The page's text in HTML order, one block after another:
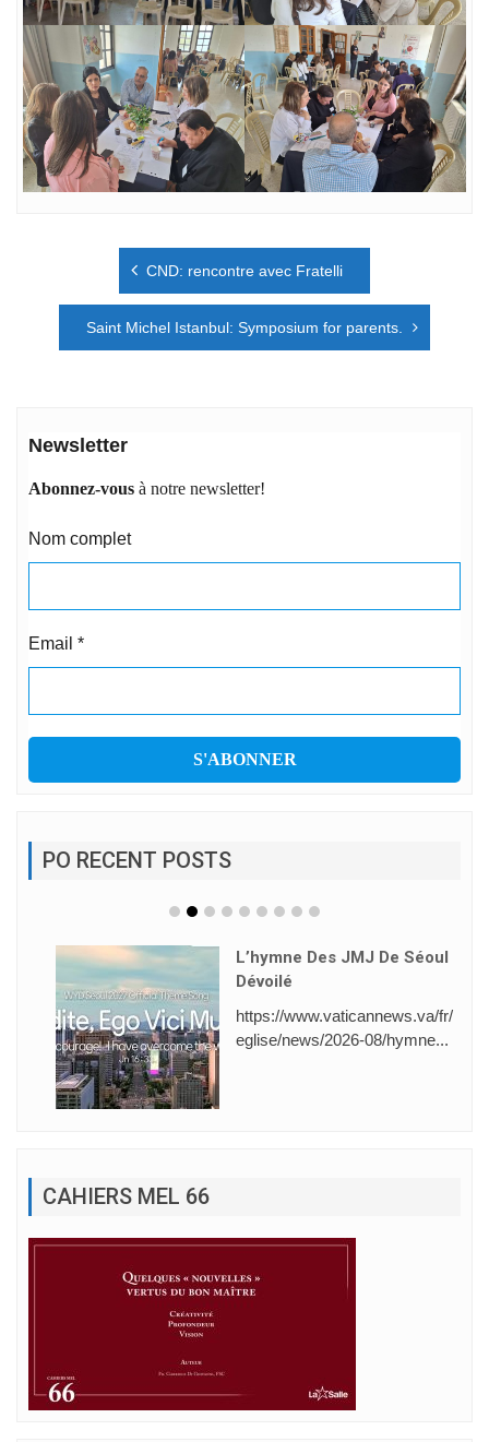
Navigation
l’article
CND: rencontre avec Fratelli
Saint Michel Istanbul: Symposium for parents.
Newsletter
Abonnez-vous à notre newsletter!
Nom complet
Email *
PO RECENT POSTS
L’hymne Des JMJ De Séoul
Dévoilé
https://www.vaticannews.va/fr/
eglise/news/2026-08/hymne...
CAHIERS MEL 66